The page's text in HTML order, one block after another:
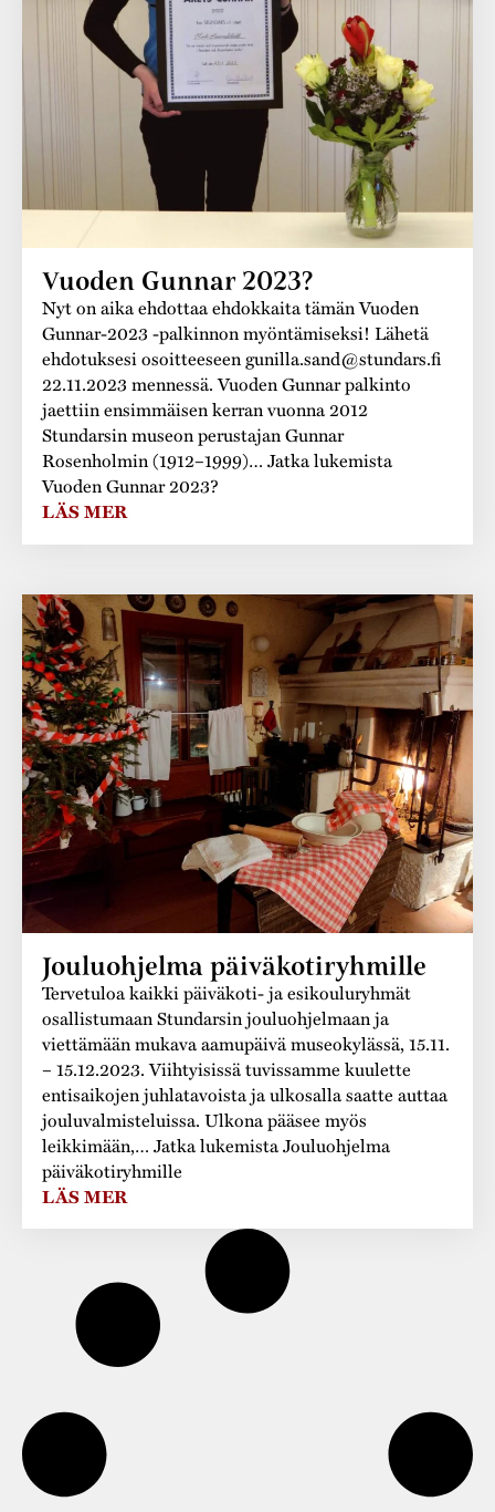
Vaellusreitti
Saavutettavuus
Kestävä kehitys
Turvallisuus
Yhteystiedot
Varaa tilat
Jarl Hemmer
Rakennukset
Rakennusperintö
Museokokoelmat
Museopedagogiikka
Käsityö
Projektit
YSTÄVÄT
Markkinat
Vuosikertomukset
Vuoden Gunnar
Vuoden Gunnar 2023?
Nyt on aika ehdottaa ehdokkaita tämän Vuoden
Gunnar-2023 -palkinnon myöntämiseksi! Lähetä
ehdotuksesi osoitteeseen gunilla.sand@stundars.fi
22.11.2023 mennessä. Vuoden Gunnar palkinto
jaettiin ensimmäisen kerran vuonna 2012
Stundarsin museon perustajan Gunnar
Rosenholmin (1912–1999)… Jatka lukemista
Vuoden Gunnar 2023?
LÄS MER
Jouluohjelma päiväkotiryhmille
Tervetuloa kaikki päiväkoti- ja esikouluryhmät
osallistumaan Stundarsin jouluohjelmaan ja
viettämään mukava aamupäivä museokylässä, 15.11.
– 15.12.2023. Viihtyisissä tuvissamme kuulette
entisaikojen juhlatavoista ja ulkosalla saatte auttaa
jouluvalmisteluissa. Ulkona pääsee myös
leikkimään,… Jatka lukemista Jouluohjelma
päiväkotiryhmille
LÄS MER